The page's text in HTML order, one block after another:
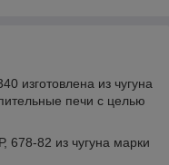
изготовлена из чугуна
печи с целью
678-82 из чугуна марки